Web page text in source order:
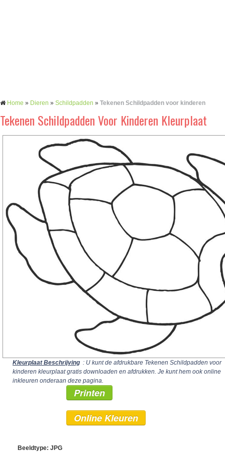
Home » Dieren » Schildpadden » Tekenen Schildpadden voor kinderen
Tekenen Schildpadden Voor Kinderen Kleurplaat
Kleurplaat Beschrijving : U kunt de afdrukbare Tekenen Schildpadden voor
kinderen kleurplaat gratis downloaden en afdrukken. Je kunt hem ook online
inkleuren onderaan deze pagina.
Printen
Online Kleuren
Beeldtype: JPG